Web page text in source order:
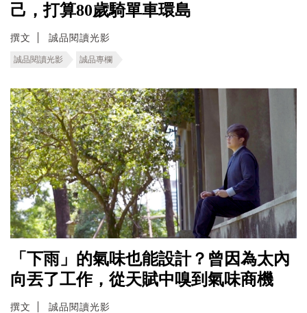
己，打算80歲騎單車環島
撰文 誠品閱讀光影
誠品閱讀光影 誠品專欄
「下雨」的氣味也能設計？曾因為太內
向丟了工作，從天賦中嗅到氣味商機
撰文 誠品閱讀光影